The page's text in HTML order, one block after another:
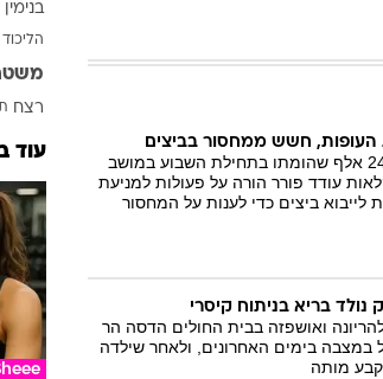
חדשות המשפט
מאות אלפי התרנגולות יומתו בנוסף ל-244 אלף שהומתו בתחילת השבוע במושב
עודד פורר הורה על פעולות למניעת
ביצים כדי לענות על המחסור
בריא בניתוח קיסרי
להריונה ואושפזה בבית החולים הדסה הר
במצבה בימים האחרונים, ולאחר שילדה
מותה
בנימין
הליכוד
רצח
עוד